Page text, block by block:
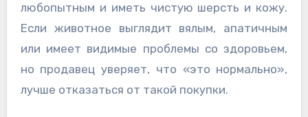
любопытным и иметь чистую шерсть и кожу.
Если животное выглядит вялым, апатичным
или имеет видимые проблемы со здоровьем,
но продавец уверяет, что «это нормально»,
лучше отказаться от такой покупки.